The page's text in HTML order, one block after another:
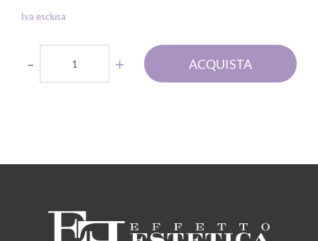
Iva esclusa
Quantità
ACQUISTA